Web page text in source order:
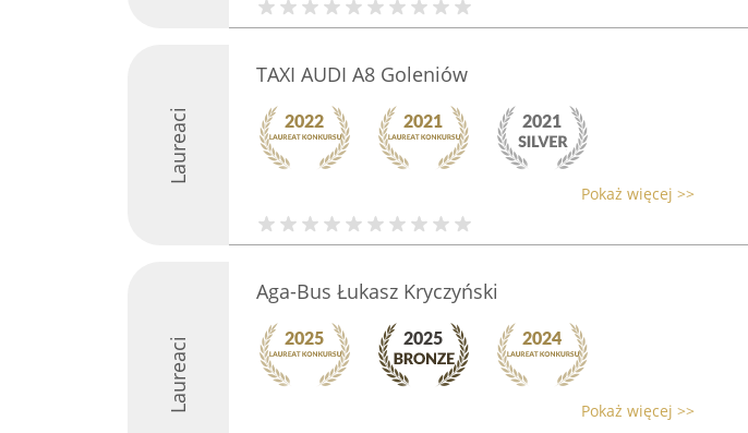
Laureaci
TAXI AUDI A8 Goleniów
Pokaż więcej >>
Laureaci
Aga-Bus Łukasz Kryczyński
Pokaż więcej >>